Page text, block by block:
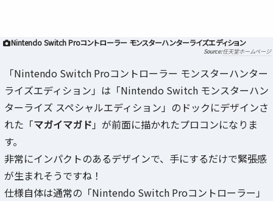
Nintendo Switch Proコントローラー モンスターハンターライズエディション
任天堂ホームページ
「Nintendo Switch Proコントローラー モンスターハンター
ライズエディション」は「Nintendo Switch モンスターハン
ターライズ スペシャルエディション」のドックにデザインさ
れた「マガイマガド 」が前面に描かれたプロコンになりま
す。
非常にインパクトのあるデザインで、手にするだけで緊張感
が生まれそうですね！
仕様自体は通常の「Nintendo Switch Proコントローラー」